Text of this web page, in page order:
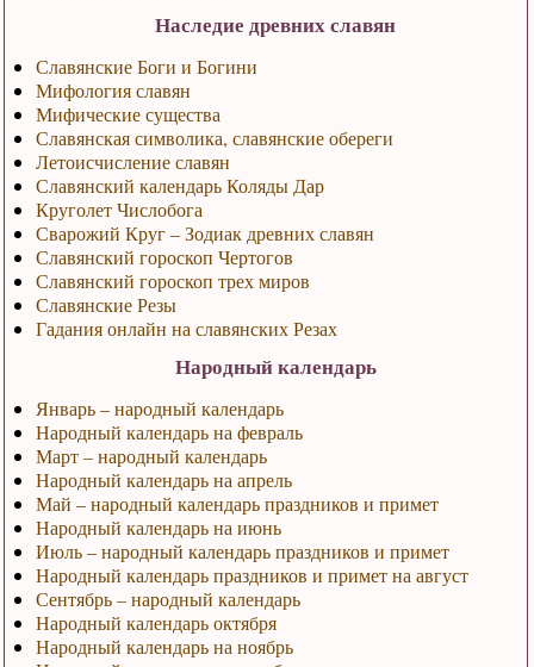
Наследие древних славян
Славянские Боги и Богини
Мифология славян
Мифические существа
Славянская символика, славянские обереги
Летоисчисление славян
Славянский календарь Коляды Дар
Круголет Числобога
Сварожий Круг – Зодиак древних славян
Славянский гороскоп Чертогов
Славянский гороскоп трех миров
Славянские Резы
Гадания онлайн на славянских Резах
Народный календарь
Январь – народный календарь
Народный календарь на февраль
Март – народный календарь
Народный календарь на апрель
Май – народный календарь праздников и примет
Народный календарь на июнь
Июль – народный календарь праздников и примет
Народный календарь праздников и примет на август
Сентябрь – народный календарь
Народный календарь октября
Народный календарь на ноябрь